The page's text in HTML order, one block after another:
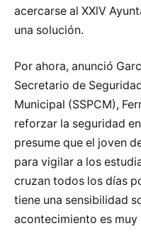
acercarse al XXlV
una solución.
Por ahora, anunció
Secretario de
Municipal (SSPCM),
reforzar la seguridad
presume que el joven
para vigilar a los
cruzan todos los días
tiene una sensibilidad
acontecimiento es muy